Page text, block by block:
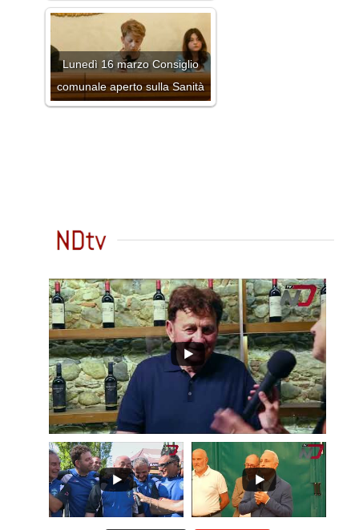
Lunedì 16 marzo Consiglio
comunale aperto sulla Sanità